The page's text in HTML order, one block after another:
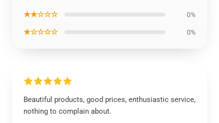
★★☆☆☆ 0%
★☆☆☆☆ 0%
Beautiful products, good prices, enthusiastic service,
nothing to complain about.